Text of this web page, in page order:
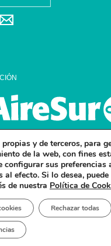
DE PRIVACIDADPOLÍTICA DE
DE ACCESIBILIDAD
y de terceros, para
de la web, con fines
configurar sus preferencias
efecto. Si lo desea,
de nuestra Política de
Rechazar todas